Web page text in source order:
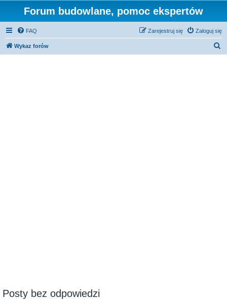
Forum budowlane, pomoc ekspertów
FAQ Zaloguj się
Zarejestruj się
Wykaz forów
Posty bez odpowiedzi